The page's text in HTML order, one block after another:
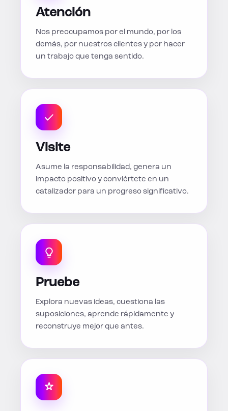
Atención
Nos preocupamos por el mundo, por los
demás, por nuestros clientes y por hacer
un trabajo que tenga sentido.
Visite
Asume la responsabilidad, genera un
impacto positivo y conviértete en un
catalizador para un progreso significativo.
Pruebe
Explora nuevas ideas, cuestiona las
suposiciones, aprende rápidamente y
reconstruye mejor que antes.